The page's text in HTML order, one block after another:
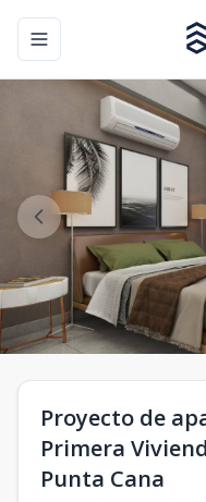
Toggle navigation
Proyecto de
Primera
Punta Cana